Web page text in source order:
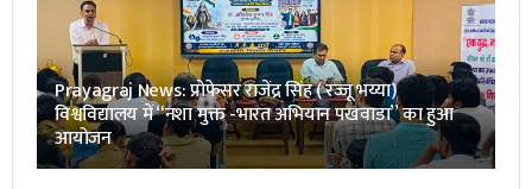
Prayagraj News: प्रोफेसर राजेंद्र सिंह ( रज्जू भय्या)
विश्वविद्यालय में “नशा मुक्त -भारत अभियान पखवाडा” का हुआ
आयोजन